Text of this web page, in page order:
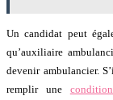
Un candidat peut
qu’auxiliaire
devenir ambulancier.
remplir une